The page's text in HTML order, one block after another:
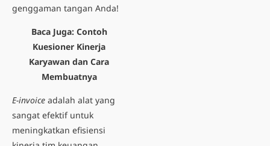
genggaman tangan Anda!
Baca Juga: Contoh
Kuesioner Kinerja
Karyawan dan Cara
Membuatnya
E-invoice adalah alat yang
sangat efektif untuk
meningkatkan efisiensi